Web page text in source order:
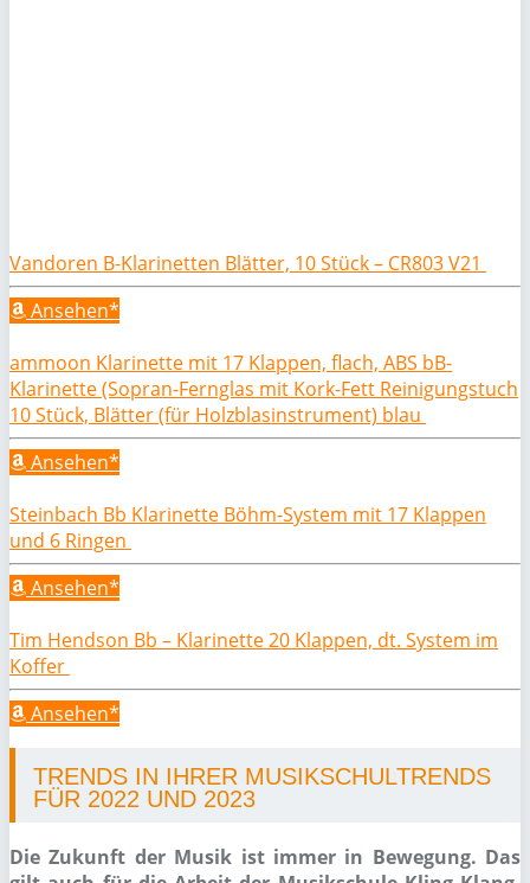
Vandoren B-Klarinetten Blätter, 10 Stück – CR803 V21
Ansehen*
ammoon Klarinette mit 17 Klappen, flach, ABS bB-
Klarinette (Sopran-Fernglas mit Kork-Fett Reinigungstuch
10 Stück, Blätter (für Holzblasinstrument) blau
Ansehen*
Steinbach Bb Klarinette Böhm-System mit 17 Klappen
und 6 Ringen
Ansehen*
Tim Hendson Bb – Klarinette 20 Klappen, dt. System im
Koffer
Ansehen*
TRENDS IN IHRER MUSIKSCHULTRENDS
FÜR 2022 UND 2023
Die Zukunft der Musik ist immer in Bewegung. Das